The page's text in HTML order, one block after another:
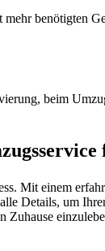
benötigten
beim
Mit einem
Details, um